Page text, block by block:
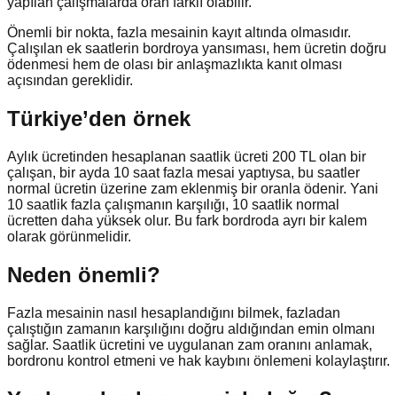
Önemli bir nokta, fazla mesainin kayıt altında olmasıdır.
Çalışılan ek saatlerin bordroya yansıması, hem ücretin doğru
ödenmesi hem de olası bir anlaşmazlıkta kanıt olması
açısından gereklidir.
Türkiye’den örnek
Aylık ücretinden hesaplanan saatlik ücreti 200 TL olan bir
çalışan, bir ayda 10 saat fazla mesai yaptıysa, bu saatler
normal ücretin üzerine zam eklenmiş bir oranla ödenir. Yani
10 saatlik fazla çalışmanın karşılığı, 10 saatlik normal
ücretten daha yüksek olur. Bu fark bordroda ayrı bir kalem
olarak görünmelidir.
Neden önemli?
Fazla mesainin nasıl hesaplandığını bilmek, fazladan
çalıştığın zamanın karşılığını doğru aldığından emin olmanı
sağlar. Saatlik ücretini ve uygulanan zam oranını anlamak,
bordronu kontrol etmeni ve hak kaybını önlemeni kolaylaştırır.